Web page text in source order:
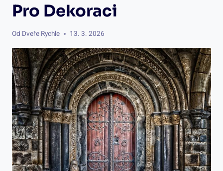
Pro Dekoraci
Od Dveře Rychle 13. 3. 2026